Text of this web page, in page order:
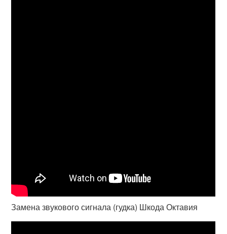
Замена звукового сигнала (гудка) Шкода Октавия